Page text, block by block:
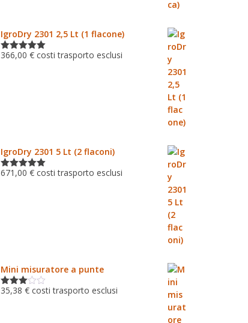
IgroDry 2301 2,5 Lt (1 flacone)
Valutato
366,00 € costi trasporto esclusi
IgroDry 2301 5 Lt (2 flaconi)
Valutato
671,00 € costi trasporto esclusi
Mini misuratore a punte
Valutat
35,38 € costi trasporto esclusi